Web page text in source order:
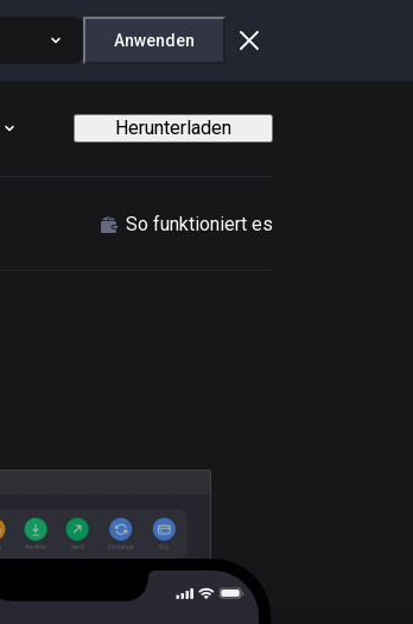
Anwenden
Herunterladen
So funktioniert es